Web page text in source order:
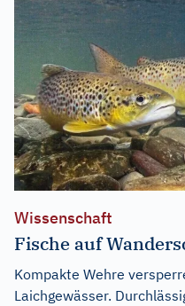
Wissenschaft
Fische auf
Kompakte Wehre
Laichgewässer.